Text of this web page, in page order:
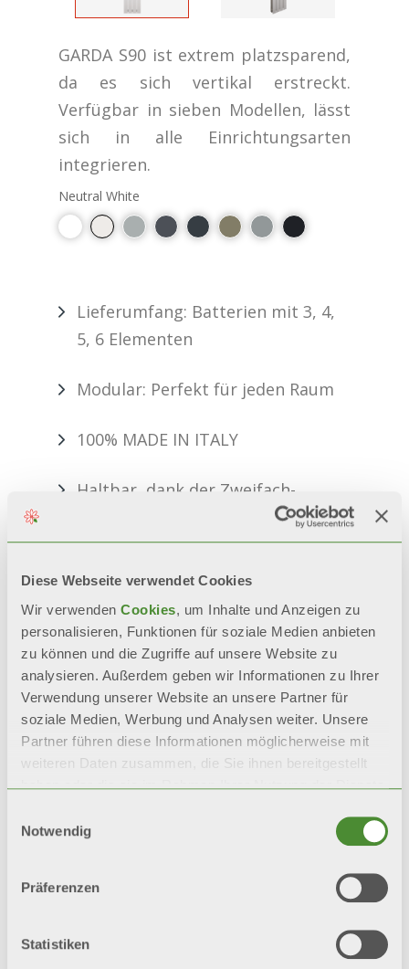
Diese Webseite verwendet Cookies
Wir verwenden Cookies, um Inhalte und Anzeigen zu
personalisieren, Funktionen für soziale Medien anbieten
zu können und die Zugriffe auf unsere Website zu
analysieren. Außerdem geben wir Informationen zu Ihrer
Verwendung unserer Website an unsere Partner für
soziale Medien, Werbung und Analysen weiter. Unsere
Partner führen diese Informationen möglicherweise mit
weiteren Daten zusammen, die Sie ihnen bereitgestellt
haben oder die sie im Rahmen Ihrer Nutzung der Dienste
Notwendig
Präferenzen
Statistiken
GARDA S90 ist extrem platzsparend,
da es sich vertikal erstreckt.
Verfügbar in sieben Modellen, lässt
sich in alle Einrichtungsarten
integrieren.
Neutral White
Lieferumfang: Batterien mit 3, 4,
5, 6 Elementen
Modular: Perfekt für jeden Raum
100% MADE IN ITALY
Haltbar, dank der Zweifach-
Lackierung: Anaphorese + Pulver
BIM
Beschreibung